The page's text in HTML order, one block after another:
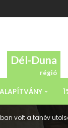
Dél-Duna
régió
ALAPÍTVÁNY
volt a tanév